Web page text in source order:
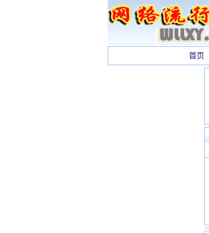
首页